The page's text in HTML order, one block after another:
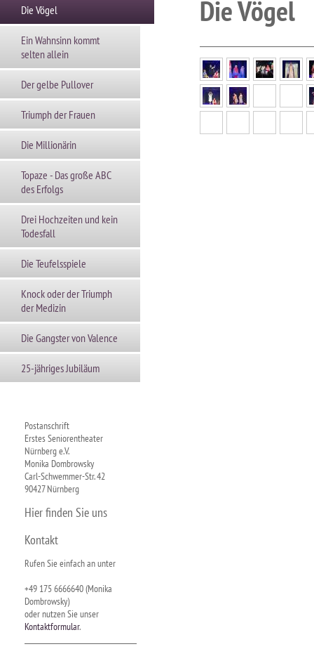
Die Vögel
Ein Wahnsinn kommt
selten allein
Der gelbe Pullover
Triumph der Frauen
Die Millionärin
Topaze - Das große ABC
des Erfolgs
Drei Hochzeiten und kein
Todesfall
Die Teufelsspiele
Knock oder der Triumph
der Medizin
Die Gangster von Valence
25-jähriges Jubiläum
Postanschrift
Erstes Seniorentheater
Nürnberg e.V.
Monika Dombrowsky
Carl-Schwemmer-Str. 42
90427 Nürnberg
Hier finden Sie uns
Kontakt
Rufen Sie einfach an unter
+49 175 6666640 (Monika
Dombrowsky)
oder nutzen Sie unser
Kontaktformular.
Die Vögel